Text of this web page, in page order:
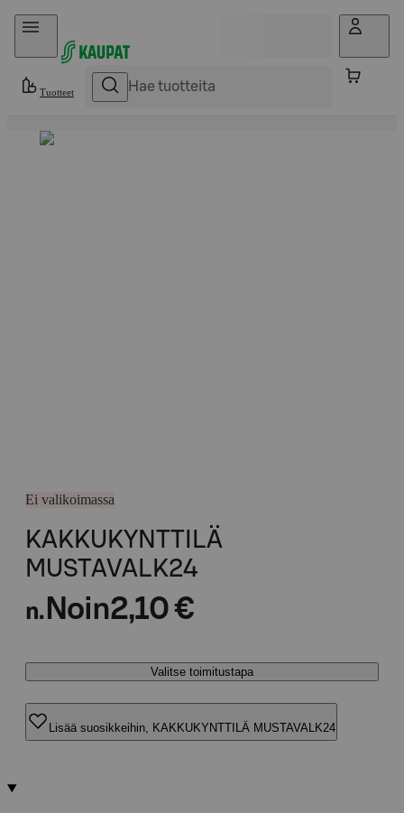
Hyppää sisältöön
Tuotteet
Ei valikoimassa
KAKKUKYNTTILÄ
MUSTAVALK24
n. Noin2,10 €
Valitse toimitustapa
Lisää suosikkeihin, KAKKUKYNTTILÄ MUSTAVALK24